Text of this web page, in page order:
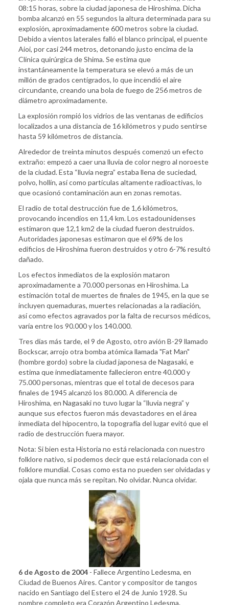
08:15 horas, sobre la ciudad japonesa de Hiroshima. Dicha
bomba alcanzó en 55 segundos la altura determinada para su
explosión, aproximadamente 600 metros sobre la ciudad.
Debido a vientos laterales falló el blanco principal, el puente
Aioi, por casi 244 metros, detonando justo encima de la
Clínica quirúrgica de Shima. Se estima que
instantáneamente la temperatura se elevó a más de un
millón de grados centígrados, lo que incendió el aire
circundante, creando una bola de fuego de 256 metros de
diámetro aproximadamente.
La explosión rompió los vidrios de las ventanas de edificios
localizados a una distancia de 16 kilómetros y pudo sentirse
hasta 59 kilómetros de distancia.
Alrededor de treinta minutos después comenzó un efecto
extraño: empezó a caer una lluvia de color negro al noroeste
de la ciudad. Esta “lluvia negra” estaba llena de suciedad,
polvo, hollín, así como partículas altamente radioactivas, lo
que ocasionó contaminación aun en zonas remotas.
El radio de total destrucción fue de 1,6 kilómetros,
provocando incendios en 11,4 km. Los estadounidenses
estimaron que 12,1 km2 de la ciudad fueron destruidos.
Autoridades japonesas estimaron que el 69% de los
edificios de Hiroshima fueron destruidos y otro 6-7% resultó
dañado.
Los efectos inmediatos de la explosión mataron
aproximadamente a 70.000 personas en Hiroshima. La
estimación total de muertes de finales de 1945, en la que se
incluyen quemaduras, muertes relacionadas a la radiación,
así como efectos agravados por la falta de recursos médicos,
varía entre los 90.000 y los 140.000.
Tres días más tarde, el 9 de Agosto, otro avión B-29 llamado
Bockscar, arrojo otra bomba atómica llamada "Fat Man"
(hombre gordo) sobre la ciudad japonesa de Nagasaki, e
estima que inmediatamente fallecieron entre 40.000 y
75.000 personas, mientras que el total de decesos para
finales de 1945 alcanzó los 80.000. A diferencia de
Hiroshima, en Nagasaki no tuvo lugar la “lluvia negra” y
aunque sus efectos fueron más devastadores en el área
inmediata del hipocentro, la topografía del lugar evitó que el
radio de destrucción fuera mayor.
Nota: Si bien esta Historia no está relacionada con nuestro
folklore nativo, si podemos decir que está relacionada con el
folklore mundial. Cosas como esta no pueden ser olvidadas y
ojala que nunca más se repitan. No olvidar. Nunca olvidar.
6 de Agosto de 2004 - Fallece Argentino Ledesma, en
Ciudad de Buenos Aires. Cantor y compositor de tangos
nacido en Santiago del Estero el 24 de Junio 1928. Su
nombre completo era Corazón Argentino Ledesma.